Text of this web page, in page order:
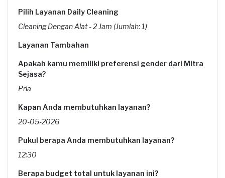
Pilih Layanan Daily Cleaning
Cleaning Dengan Alat - 2 Jam (Jumlah: 1)
Layanan Tambahan
Apakah kamu memiliki preferensi gender dari Mitra
Sejasa?
Pria
Kapan Anda membutuhkan layanan?
20-05-2026
Pukul berapa Anda membutuhkan layanan?
12:30
Berapa budget total untuk layanan ini?